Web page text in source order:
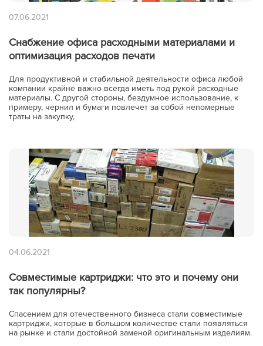
07.06.2021
Снабжение офиса расходными материалами и
оптимизация расходов печати
Для продуктивной и стабильной деятельности офиса любой
компании крайне важно всегда иметь под рукой расходные
материалы. С другой стороны, бездумное использование, к
примеру, чернил и бумаги повлечет за собой непомерные
траты на закупку,
04.06.2021
Совместимые картриджи: что это и почему они
так популярны?
Спасением для отечественного бизнеса стали совместимые
картриджи, которые в большом количестве стали появляться
на рынке и стали достойной заменой оригинальным изделиям.
Артикул
Цена,
руб
Кол-во
Сумма,
Итого:
Оформление заявки
Сохранить и продолжить работу с прайс-листом